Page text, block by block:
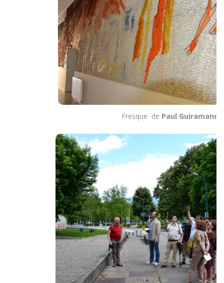
Fresque de Paul Guiramand